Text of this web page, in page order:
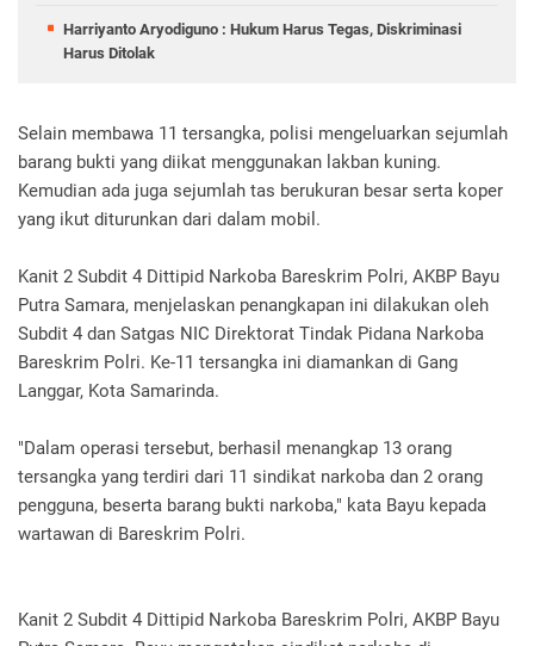
Harriyanto Aryodiguno : Hukum Harus Tegas, Diskriminasi
Harus Ditolak
Selain membawa 11 tersangka, polisi mengeluarkan sejumlah
barang bukti yang diikat menggunakan lakban kuning.
Kemudian ada juga sejumlah tas berukuran besar serta koper
yang ikut diturunkan dari dalam mobil.
Kanit 2 Subdit 4 Dittipid Narkoba Bareskrim Polri, AKBP Bayu
Putra Samara, menjelaskan penangkapan ini dilakukan oleh
Subdit 4 dan Satgas NIC Direktorat Tindak Pidana Narkoba
Bareskrim Polri. Ke-11 tersangka ini diamankan di Gang
Langgar, Kota Samarinda.
"Dalam operasi tersebut, berhasil menangkap 13 orang
tersangka yang terdiri dari 11 sindikat narkoba dan 2 orang
pengguna, beserta barang bukti narkoba," kata Bayu kepada
wartawan di Bareskrim Polri.
Kanit 2 Subdit 4 Dittipid Narkoba Bareskrim Polri, AKBP Bayu